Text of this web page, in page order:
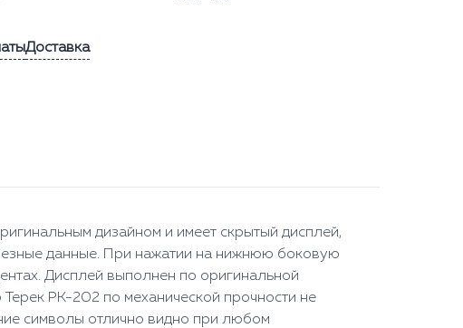
Доставка
дизайном и имеет скрытый дисплей,
данные. При нажатии на нижнюю боковую
Дисплей выполнен по оригинальной
Терек РК-202 по механической прочности не
символы отлично видно при любом